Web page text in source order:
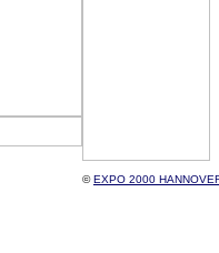
©EXPO 2000